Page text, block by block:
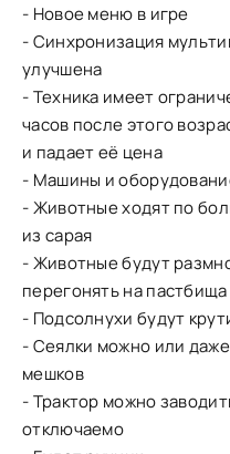
- Новое меню в игре
- Синхронизация
улучшена
- Техника имеет
часов после этого
и падает её цена
- Машины и
- Животные ходят по
из сарая
- Животные будут
перегонять на пастбища
- Подсолнухи будут
- Сеялки можно или
мешков
- Трактор можно
отключаемо